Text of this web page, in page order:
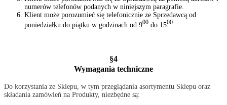
numerów telefonów podanych w niniejszym paragrafie.
Klient może porozumieć się telefonicznie ze Sprzedawcą od
poniedziałku do piątku w godzinach od 900 do 1500
§4
Wymagania techniczne
Do korzystania ze Sklepu, w tym przeglądania asortymentu Sklepu oraz
składania zamówień na Produkty, niezbędne są: